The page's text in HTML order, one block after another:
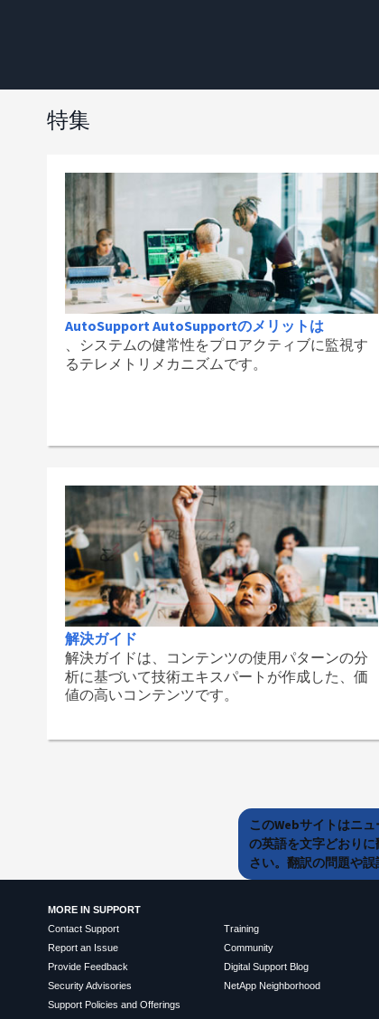
特集
AutoSupport AutoSupportのメリットは
、システムの健常性をプロアクティブに監視す
るテレメトリメカニズムです。
解決ガイド
解決ガイドは、コンテンツの使用パターンの分
析に基づいて技術エキスパートが作成した、価
値の高いコンテンツです。
このWebサイトはニ
の英語を文字どおり
さい。翻訳の問題や
MORE IN SUPPORT
Contact Support
Report an Issue
Provide Feedback
Security Advisories
Support Policies and Offerings
Training
Community
Digital Support Blog
NetApp Neighborhood